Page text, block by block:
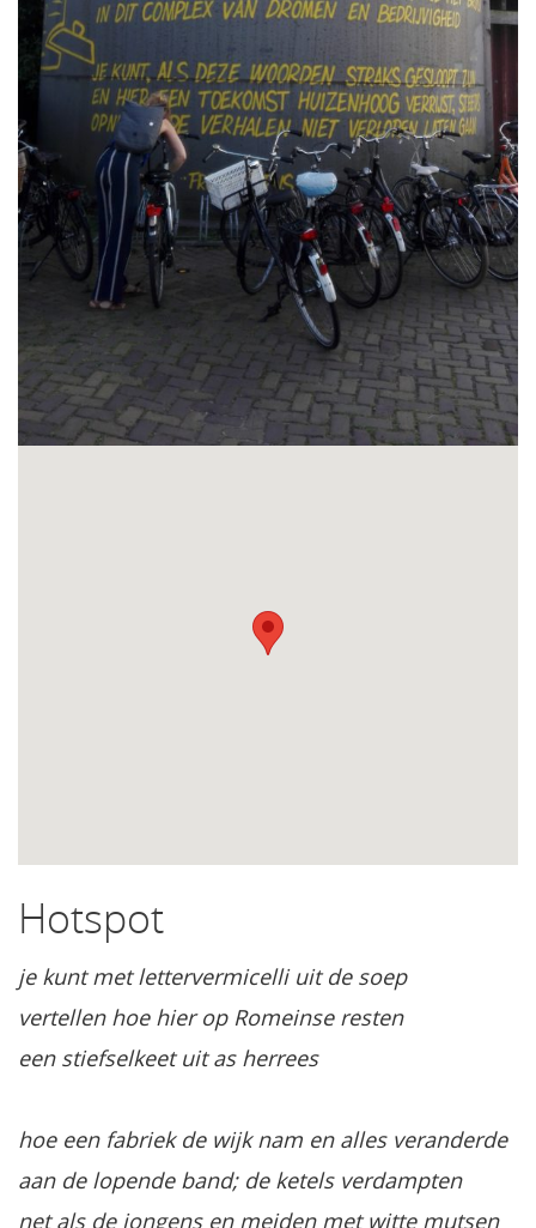
Hotspot
je kunt met lettervermicelli uit de soep
vertellen hoe hier op Romeinse resten
een stiefselkeet uit as herrees
hoe een fabriek de wijk nam en alles veranderde
aan de lopende band; de ketels verdampten
net als de jongens en meiden met witte mutsen